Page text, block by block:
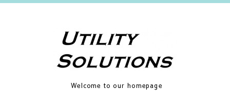
Welcome to our homepage